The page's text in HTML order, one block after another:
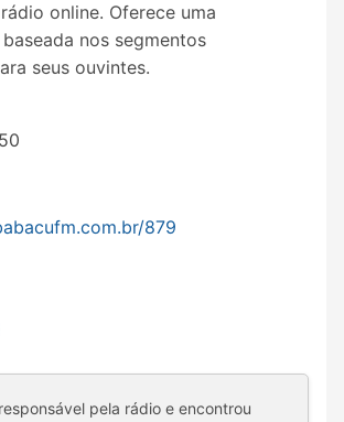
online. Oferece uma
nos segmentos
seus ouvintes.
879
pela rádio e encontrou